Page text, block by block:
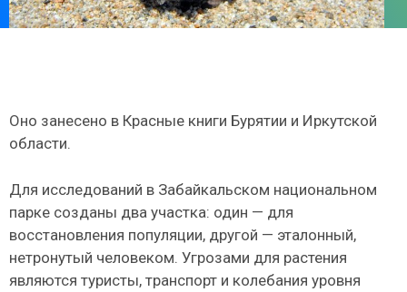
Оно занесено в Красные книги Бурятии и Иркутской
области.
Для исследований в Забайкальском национальном
парке созданы два участка: один — для
восстановления популяции, другой — эталонный,
нетронутый человеком. Угрозами для растения
являются туристы, транспорт и колебания уровня